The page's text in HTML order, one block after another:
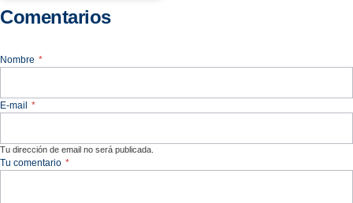
Comentarios
Nombre *
E-mail *
Tu dirección de email no será publicada.
Tu comentario *